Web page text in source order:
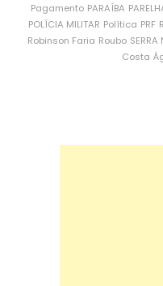
Pagamento PARAÍBA
POLÍCIA MILITAR Política PRF
Robinson Faria Roubo SERRA
Costa